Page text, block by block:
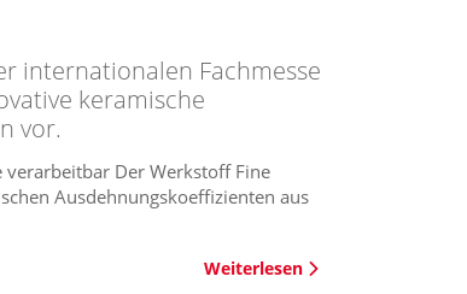
internationalen Fachmesse
keramische
vor.
verarbeitbar Der Werkstoff Fine
Ausdehnungskoeffizienten aus
Weiterlesen